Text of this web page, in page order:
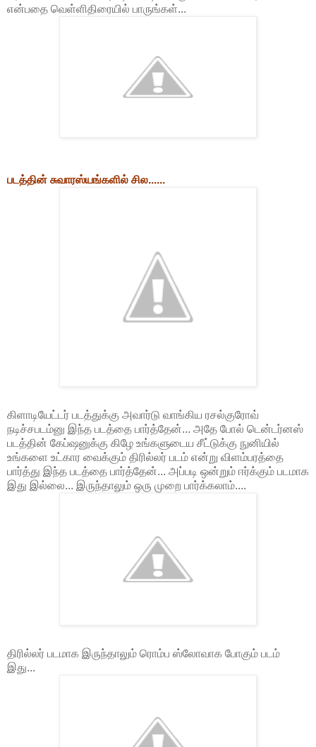
என்பதை வெள்ளிதிரையில் பாருங்கள்...
படத்தின் சுவாரஸ்யங்களில் சில......
கிளாடியேட்டர் படத்துக்கு அவார்டு வாங்கிய ரசல்குரோவ்
நடிச்சபடம்னு இந்த படத்தை பார்த்தேன்... அதே போல் டென்டர்னஸ்
படத்தின் கேப்ஷனுக்கு கிழே உங்களுடைய சீட்டுக்கு நுனியில்
உங்களை உட்கார வைக்கும் திரில்லர் படம் என்று விளம்பரத்தை
பார்த்து இந்த படத்தை பார்த்தேன்... அப்படி ஒன்றும் ஈர்க்கும் படமாக
இது இல்லை... இருந்தாலும் ஒரு முறை பார்க்கலாம்....
திரில்லர் படமாக இருந்தாலும் ரொம்ப ஸ்லோவாக போகும் படம்
இது...